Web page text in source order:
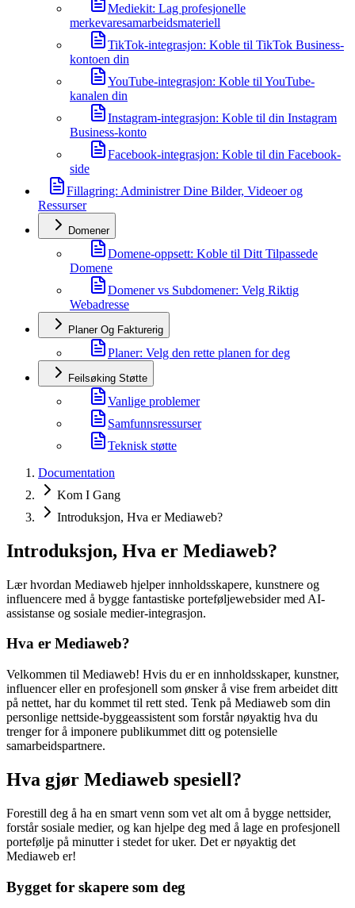
Mediekit: Lag profesjonelle
merkevaresamarbeidsmateriell
TikTok-integrasjon: Koble til TikTok Business-
kontoen din
YouTube-integrasjon: Koble til YouTube-
kanalen din
Instagram-integrasjon: Koble til din Instagram
Business-konto
Facebook-integrasjon: Koble til din Facebook-
side
Fillagring: Administrer Dine Bilder, Videoer og
Ressurser
Domener
Domene-oppsett: Koble til Ditt Tilpassede
Domene
Domener vs Subdomener: Velg Riktig
Webadresse
Planer Og Fakturerig
Planer: Velg den rette planen for deg
Feilsøking Støtte
Vanlige problemer
Samfunnsressurser
Teknisk støtte
Documentation
Kom I Gang
Introduksjon, Hva er Mediaweb?
Introduksjon, Hva er Mediaweb?
Lær hvordan Mediaweb hjelper innholdsskapere, kunstnere og
influencere med å bygge fantastiske porteføljewebsider med AI-
assistanse og sosiale medier-integrasjon.
Hva er Mediaweb?
Velkommen til Mediaweb! Hvis du er en innholdsskaper, kunstner,
influencer eller en profesjonell som ønsker å vise frem arbeidet ditt
på nettet, har du kommet til rett sted. Tenk på Mediaweb som din
personlige nettside-byggeassistent som forstår nøyaktig hva du
trenger for å imponere publikummet ditt og potensielle
samarbeidspartnere.
Hva gjør Mediaweb spesiell?
Forestill deg å ha en smart venn som vet alt om å bygge nettsider,
forstår sosiale medier, og kan hjelpe deg med å lage en profesjonell
portefølje på minutter i stedet for uker. Det er nøyaktig det
Mediaweb er!
Bygget for skapere som deg